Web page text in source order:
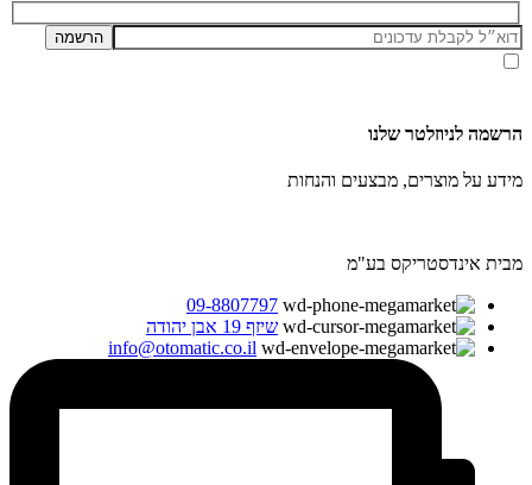
הרשמה לניוזלטר שלנו
מידע על מוצרים, מבצעים והנחות
מבית אינדסטריקס בע"מ
09-8807797
שיזף 19 אבן יהודה
info@otomatic.co.il